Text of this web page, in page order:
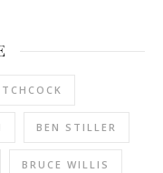
BEN STILLER
BRUCE WILLIS